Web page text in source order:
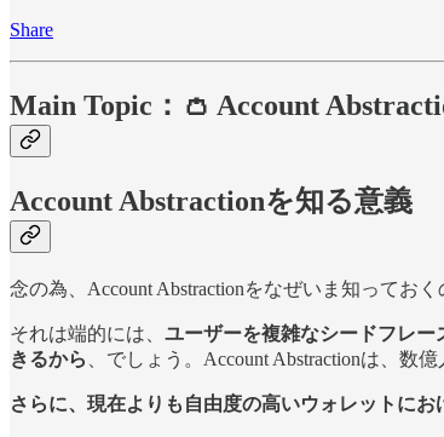
Share
Main Topic：👛 Account
Account Abstractionを知る意義
念の為、Account Abstractionをなぜいま知ってお
それは端的には、 ユーザーを複雑なシードフレ
きるから
、でしょう。Account Abstractionは、
さらに、現在よりも自由度の高いウォレットに